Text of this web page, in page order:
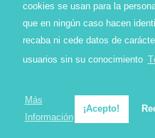
cookies se usan para la
que en ningún caso hacen
recaba ni cede datos de
usuarios sin su conocimiento
Más
Información
¡Acepto!
Contacto
Política de envíos
Política